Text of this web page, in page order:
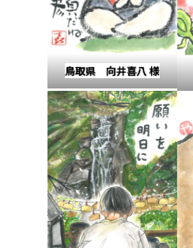
鳥取県 向井喜八 様